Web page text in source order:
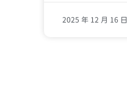
2025 年 12 月 16 日